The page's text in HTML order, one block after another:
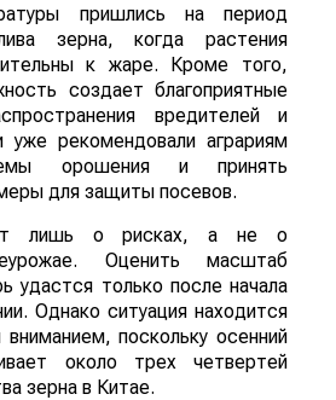
пришлись на период
зерна, когда растения
к жаре. Кроме того,
создает благоприятные
вредителей и
уже рекомендовали аграриям
орошения и принять
для защиты посевов.
лишь о рисках, а не о
Оценить масштаб
удастся только после начала
Однако ситуация находится
поскольку осенний
около трех четвертей
зерна в Китае.